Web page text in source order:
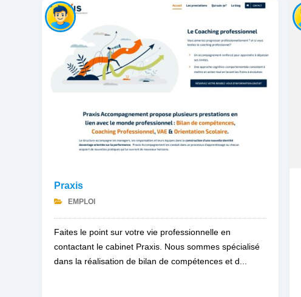
Praxis
EMPLOI
Faites le point sur votre vie professionnelle en
contactant le cabinet Praxis. Nous sommes spécialisé
dans la réalisation de bilan de compétences et d...